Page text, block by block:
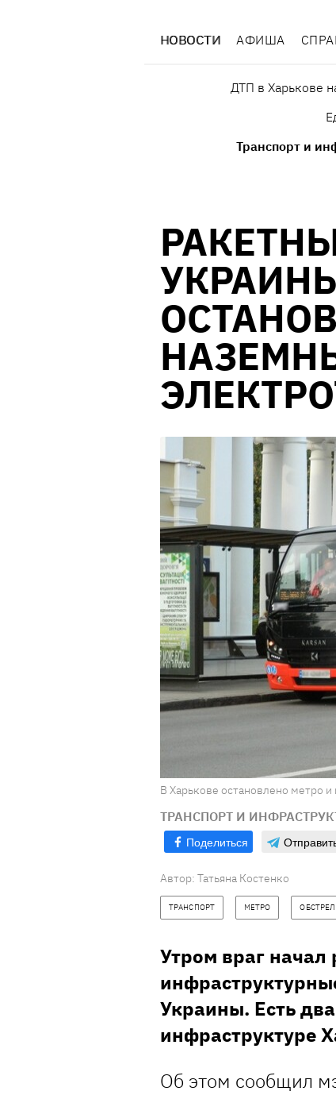
НОВОСТИ АФИША
ДТП в Харькове
Транспорт и
В Харькове остановлено метро
ТРАНСПОРТ И
Поделиться
Автор: Татьяна Костенко
ТРАНСПОРТ МЕТРО ОБСТРЕЛ
Утром враг начал
Украины. Есть
инфраструктуре
Об этом сообщил